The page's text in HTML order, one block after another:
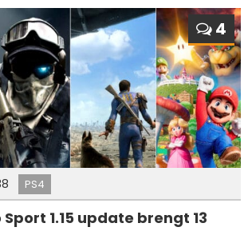
4
PS4
1.15 update brengt 13